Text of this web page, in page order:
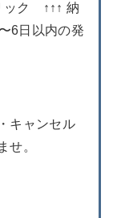
ック ↑↑↑ 納
6日以内の発
キャンセル
せ。